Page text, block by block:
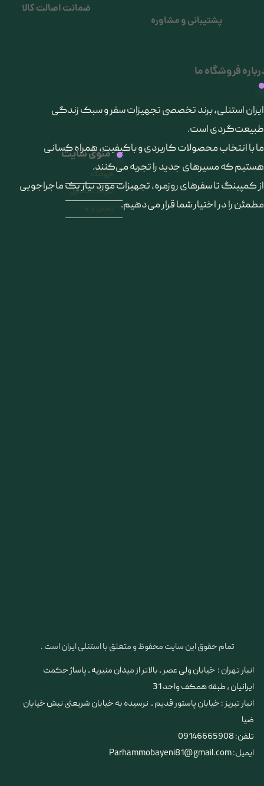
تمام حقوق این سایت محفوظ و متعلق با استنلی ایران است .
فروشگاه ما
​ایران استنلی، برند تخصصی تجهیزات سفر و سبک زندگی
طبیعت‌گردی است.
ما با انتخاب محصولات کاربردی و باکیفیت، همراه کسانی
هستیم که مسیرهای جدید را تجربه می‌کنند.
از کمپینگ تا سفرهای روزمره، تجهیزات مورد نیاز یک ماجراجویی
مطمئن را در اختیار شما قرار می‌دهیم.
منوی سایت
فروشگاه
سوالات متداول
تماس با ما
انبار تهران : خیابان ولی عصر ، بالاتر از میدان منیریه ، پاساژ حکمت
ایرانیان ، طبقه همکف واحد 31
​​​​​​​انبار تبریز : خیابان پاستور قدیم ، نرسیده به خیابان شریعتی نبش خیابان
ضیا
تلفن: 09146665908
ایمیل: Parhammobayeni81@gmail.com
پشتیبانی و مشاوره
ضمانت اصالت کالا